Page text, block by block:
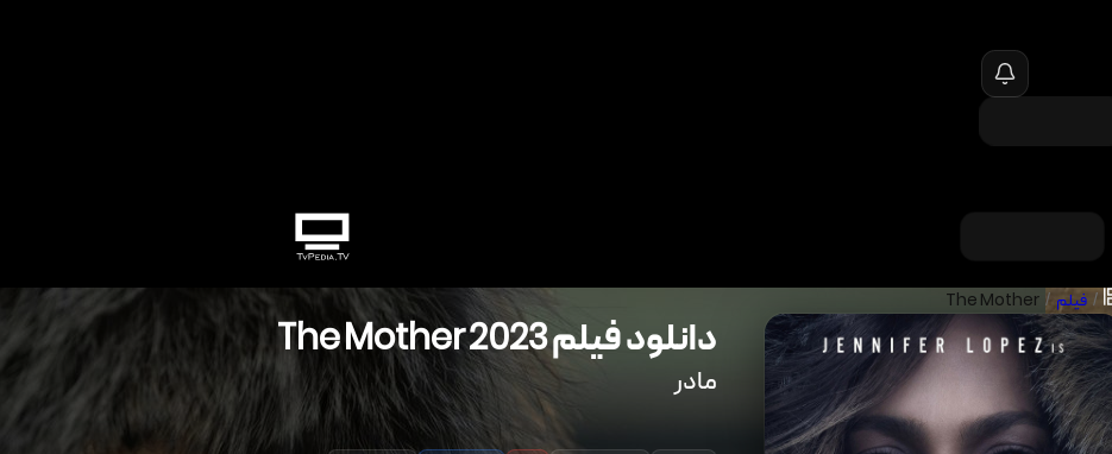
/ فیلم /
The Mother
دانلود فیلم2023
The Mother
مادر